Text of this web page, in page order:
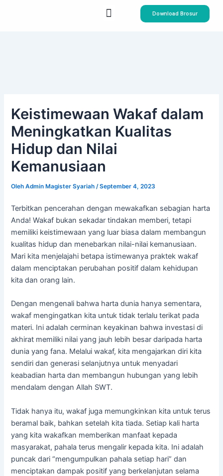
Menu Download Brosur
Keistimewaan Wakaf dalam
Meningkatkan Kualitas
Hidup dan Nilai
Kemanusiaan
OlehAdmin Magister Syariah /September 4, 2023
Terbitkan pencerahan dengan mewakafkan sebagian harta
Anda! Wakaf bukan sekadar tindakan memberi, tetapi
memiliki keistimewaan yang luar biasa dalam membangun
kualitas hidup dan menebarkan nilai-nilai kemanusiaan.
Mari kita menjelajahi betapa istimewanya praktek wakaf
dalam menciptakan perubahan positif dalam kehidupan
kita dan orang lain.
Dengan mengenali bahwa harta dunia hanya sementara,
wakaf mengingatkan kita untuk tidak terlalu terikat pada
materi. Ini adalah cerminan keyakinan bahwa investasi di
akhirat memiliki nilai yang jauh lebih besar daripada harta
dunia yang fana. Melalui wakaf, kita mengajarkan diri kita
sendiri dan generasi selanjutnya untuk menyadari
keabadian harta dan membangun hubungan yang lebih
mendalam dengan Allah SWT.
Tidak hanya itu, wakaf juga memungkinkan kita untuk terus
beramal baik, bahkan setelah kita tiada. Setiap kali harta
yang kita wakafkan memberikan manfaat kepada
masyarakat, pahala terus mengalir kepada kita. Ini adalah
puncak dari “mengumpulkan pahala setiap hari” dan
menciptakan dampak positif yang berkelanjutan selama